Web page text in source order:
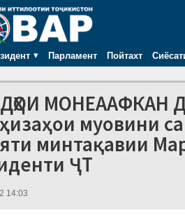
Парламент Пойтахт
муовини
минтақавии
ҶТ
14:03